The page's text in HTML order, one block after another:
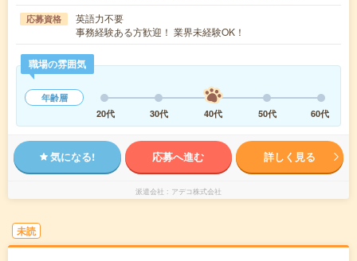
応募資格
英語力不要
事務経験ある方歓迎！ 業界未経験OK！
職場の雰囲気
年齢層
20代
30代 40代 50代 60代
気になる! 応募へ進む 詳しく見る
派遣会社 アデコ株式会社
未読